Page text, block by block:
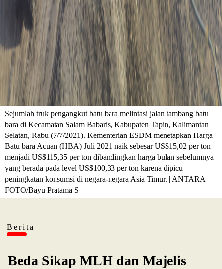
Sejumlah truk pengangkut batu bara melintasi jalan tambang batu
bara di Kecamatan Salam Babaris, Kabupaten Tapin, Kalimantan
Selatan, Rabu (7/7/2021). Kementerian ESDM menetapkan Harga
Batu bara Acuan (HBA) Juli 2021 naik sebesar US$15,02 per ton
menjadi US$115,35 per ton dibandingkan harga bulan sebelumnya
yang berada pada level US$100,33 per ton karena dipicu
peningkatan konsumsi di negara-negara Asia Timur. | ANTARA
FOTO/Bayu Pratama S
Berita
Beda Sikap MLH dan Majelis